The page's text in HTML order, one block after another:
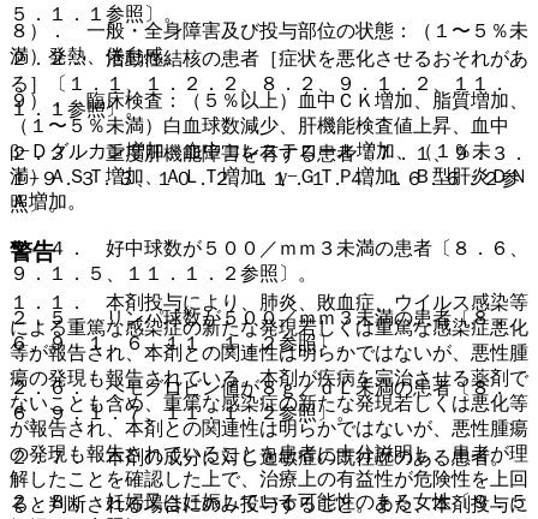
５．１．１参照〕。
２．２． 活動性結核の患者［症状を悪化させるおそれがあ
る］〔１．１、１．２．２、８．２、９．１．２、１１．
１．１参照〕。
２．３． 重度肝機能障害を有する患者〔７．１、９．３．
１−９．３．３、１０．２、１１．１．４、１６．６．２参
照〕。
２．４． 好中球数が５００／ｍｍ３未満の患者〔８．６、
９．１．５、１１．１．２参照〕。
２．５． リンパ球数が５００／ｍｍ３未満の患者〔８．
６、９．１．６、１１．１．２参照〕。
２．６． ヘモグロビン値が８ｇ／ｄＬ未満の患者〔８．
６、９．１．７、１１．１．２参照〕。
２．７． 本剤の成分に対し過敏症の既往歴のある患者。
２．８． 妊婦又は妊娠している可能性のある女性〔９．５
８）． 一般・全身障害及び投与部位の状態：（１〜５％未
満）発熱、倦怠感。
９）． 臨床検査：（５％以上）血中ＣＫ増加、脂質増加、
（１〜５％未満）白血球数減少、肝機能検査値上昇、血中
β−Ｄグルカン増加、血中コレステロール増加、（１％未
満）ＡＳＴ増加、ＡＬＴ増加、γ−ＧＴＰ増加、Ｂ型肝炎ＤＮ
Ａ増加。
警告
１．１． 本剤投与により、肺炎、敗血症、ウイルス感染等
による重篤な感染症の新たな発現若しくは重篤な感染症悪化
等が報告され、本剤との関連性は明らかではないが、悪性腫
瘍の発現も報告されている。本剤が疾病を完治させる薬剤で
ないことも含め、重篤な感染症の新たな発現若しくは悪化等
が報告され、本剤との関連性は明らかではないが、悪性腫瘍
の発現も報告されていることを患者に十分説明し、患者が理
解したことを確認した上で、治療上の有益性が危険性を上回
ると判断される場合にのみ投与すること。また、本剤投与に